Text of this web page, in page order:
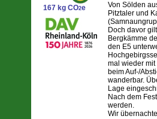
167 kg CO2e
Von Sölden
Pitztaler und
Doch davor
Bergkämme
den E5
mal wieder
beim Auf-/
wanderbar.
Lage
Nach dem
werden.
Wir